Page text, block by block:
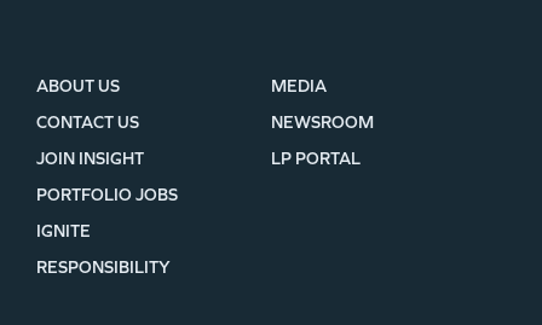
ABOUT US
CONTACT US
JOIN INSIGHT
MEDIA
NEWSROOM
LP PORTAL
PORTFOLIO JOBS
IGNITE
RESPONSIBILITY